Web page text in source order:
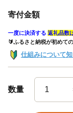
寄付金額
一度に決済する 返礼品数
🔰ふるさと納税が初めて
仕組みについて
数量